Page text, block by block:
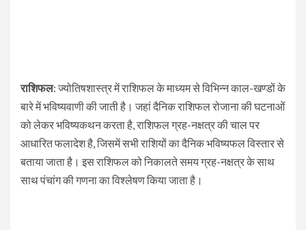
राशिफल: ज्योतिषशास्त्र में राशिफल के माध्यम से विभिन्न काल-खण्डों के
बारे में भविष्यवाणी की जाती है। जहां दैनिक राशिफल रोजाना की घटनाओं
को लेकर भविष्यकथन करता है, राशिफल ग्रह-नक्षत्र की चाल पर
आधारित फलादेश है, जिसमें सभी राशियों का दैनिक भविष्यफल विस्तार से
बताया जाता है। इस राशिफल को निकालते समय ग्रह-नक्षत्र के साथ
साथ पंचांग की गणना का विश्लेषण किया जाता है।